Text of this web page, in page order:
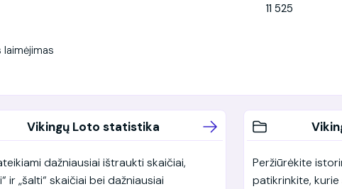
11 525
laimėjimas
Vikingų Loto statistika
dažniausiai ištraukti skaičiai,
ir „šalti“ skaičiai bei dažniausiai
Peržiūrėkite
patikrinkite,